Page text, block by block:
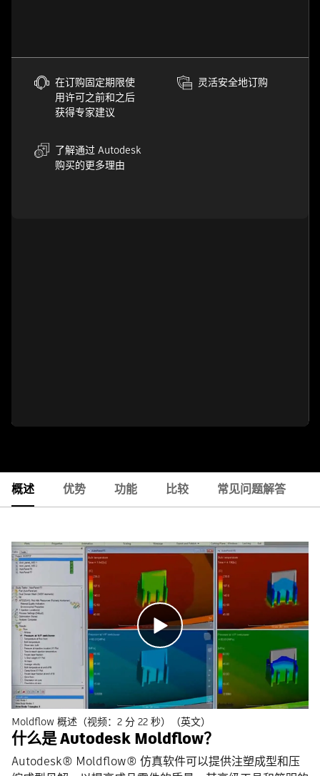
在订购固定期限使
用许可之前和之后
获得专家建议
灵活安全地订购
了解通过 Autodesk
购买的更多理由
概述 优势 功能 比较 常见问题解答
什么是 Autodesk Moldflow？
Autodesk® Moldflow® 仿真软件可以提供注塑成型和压
Moldflow 概述（视频：2 分 22 秒）（英文）